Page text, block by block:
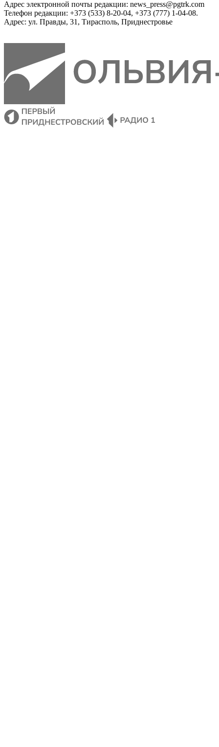
Адрес электронной почты редакции: news_press@pgtrk.com
Телефон редакции: +373 (533) 8-20-04, +373 (777) 1-04-08.
Адрес: ул. Правды, 31, Тирасполь, Приднестровье